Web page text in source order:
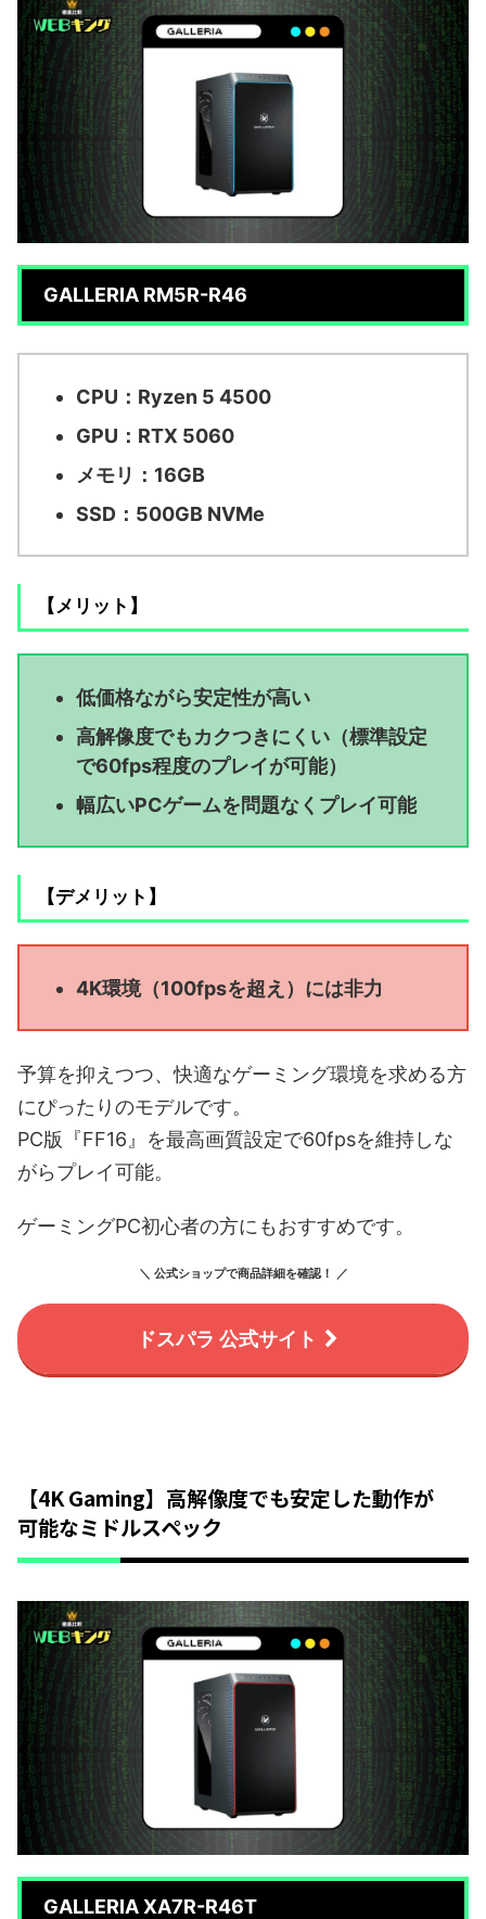
GALLERIA RM5R-R46
CPU：Ryzen 5 4500
GPU：RTX 5060
メモリ：16GB
SSD：500GB NVMe
【メリット】
低価格ながら安定性が高い
高解像度でもカクつきにくい（標準設定
で60fps程度のプレイが可能）
幅広いPCゲームを問題なくプレイ可能
【デメリット】
4K環境（100fpsを超え）には非力
予算を抑えつつ、快適なゲーミング環境を求める方
にぴったりのモデルです。
PC版『FF16』を最高画質設定で60fpsを維持しな
がらプレイ可能。
ゲーミングPC初心者の方にもおすすめです。
＼ 公式ショップで商品詳細を確認！ ／
ドスパラ 公式サイト
【4K Gaming】高解像度でも安定した動作が
可能なミドルスペック
GALLERIA XA7R-R46T